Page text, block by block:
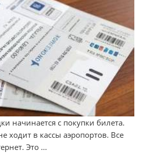
начинается с покупки билета.
ходит в кассы аэропортов. Все
Это ...